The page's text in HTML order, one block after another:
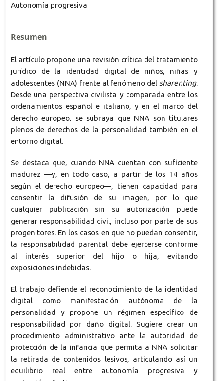
Autonomía progresiva
Resumen
El artículo propone una revisión crítica del tratamiento
jurídico de la identidad digital de niños, niñas y
adolescentes (NNA) frente al fenómeno del sharenting.
Desde una perspectiva civilista y comparada entre los
ordenamientos español e italiano, y en el marco del
derecho europeo, se subraya que NNA son titulares
plenos de derechos de la personalidad también en el
entorno digital.
Se destaca que, cuando NNA cuentan con suficiente
madurez —y, en todo caso, a partir de los 14 años
según el derecho europeo—, tienen capacidad para
consentir la difusión de su imagen, por lo que
cualquier publicación sin su autorización puede
generar responsabilidad civil, incluso por parte de sus
progenitores. En los casos en que no puedan consentir,
la responsabilidad parental debe ejercerse conforme
al interés superior del hijo o hija, evitando
exposiciones indebidas.
El trabajo defiende el reconocimiento de la identidad
digital como manifestación autónoma de la
personalidad y propone un régimen específico de
responsabilidad por daño digital. Sugiere crear un
procedimiento administrativo ante la autoridad de
protección de la infancia que permita a NNA solicitar
la retirada de contenidos lesivos, articulando así un
equilibrio real entre autonomía progresiva y